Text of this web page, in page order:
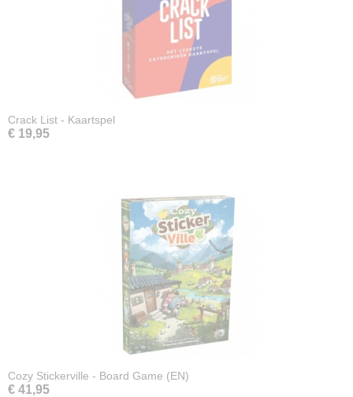
Crack List - Kaartspel
€ 19,95
Cozy Stickerville - Board Game (EN)
€ 41,95